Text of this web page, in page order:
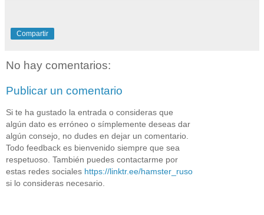
Compartir
No hay comentarios:
Publicar un comentario
Si te ha gustado la entrada o consideras que
algún dato es erróneo o símplemente deseas dar
algún consejo, no dudes en dejar un comentario.
Todo feedback es bienvenido siempre que sea
respetuoso. También puedes contactarme por
estas redes sociales https://linktr.ee/hamster_ruso
si lo consideras necesario.